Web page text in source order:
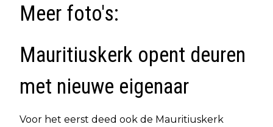
Meer foto's:
Mauritiuskerk opent deuren
met nieuwe eigenaar
Voor het eerst deed ook de Mauritiuskerk